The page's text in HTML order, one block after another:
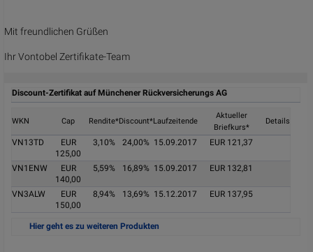
Mit freundlichen Grüßen
Ihr Vontobel Zertifikate-Team
Discount-Zertifikat auf Münchener Rückversicherungs AG
VN13TD
Cap
125,00
Rendite* 3,10%
Discount* 24,00%
Aktueller
EUR
Details
WKN Cap Rendite*Discount*Laufzeitende
Aktueller
Briefkurs*
Details
VN13TD
EUR
125,00
3,10% 24,00% 15.09.2017 EUR 121,37
VN1ENW
EUR
140,00
5,59% 16,89% 15.09.2017 EUR 132,81
VN3ALW
EUR
150,00
8,94% 13,69% 15.12.2017 EUR 137,95
Hier geht es zu weiteren Produkten